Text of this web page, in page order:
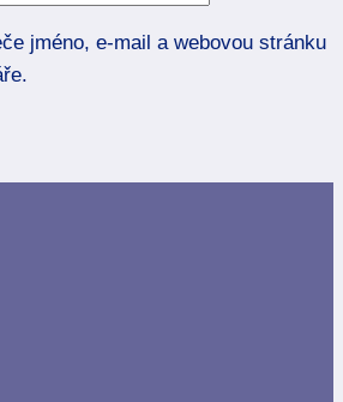
jméno, e-mail a webovou stránku